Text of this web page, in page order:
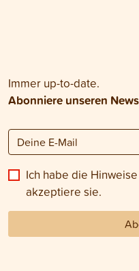
Immer up-to-date.
Abonniere unseren
Ich habe die
akzeptiere sie.